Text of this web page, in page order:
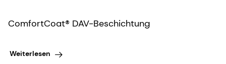
ComfortCoat® DAV-Beschichtung
Weiterlesen